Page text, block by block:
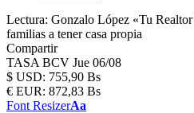
Lectura: Gonzalo López «Tu
familias a tener casa propia
Compartir
TASA BCV Jue 06/08
$ USD: 755,90 Bs
€ EUR: 872,83 Bs
Font ResizerAa